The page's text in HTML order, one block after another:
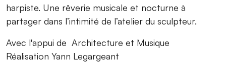
harpiste. Une rêverie musicale et nocturne à
partager dans l’intimité de l’atelier du sculpteur.
Avec l'appui de Architecture et Musique
Réalisation Yann Legargeant